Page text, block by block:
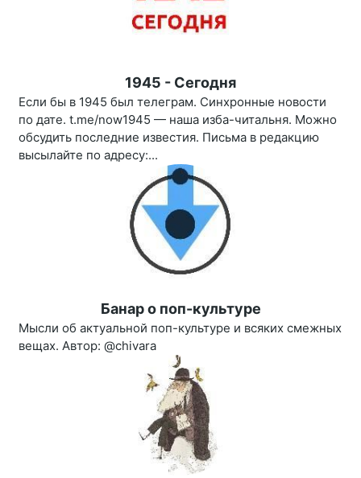
1945 - Сегодня
Если бы в 1945 был телеграм. Синхронные новости
по дате. t.me/now1945 — наша изба-читальня. Можно
обсудить последние известия. Письма в редакцию
высылайте по адресу:...
Банар о поп-культуре
Мысли об актуальной поп-культуре и всяких смежных
вещах. Автор: @chivara